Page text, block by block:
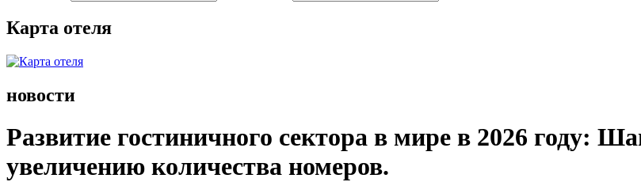
Карта отеля
новости
Развитие гостиничного сектора в мире в 2026 году:
увеличению количества номеров.